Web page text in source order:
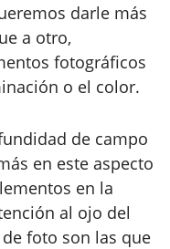
darle más
a otro,
fotográficos
o el color.
de campo
en este aspecto
en la
al ojo del
foto son las que